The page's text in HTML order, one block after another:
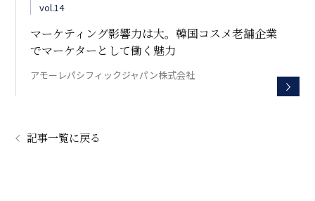
vol.14
マーケティング影響力は大。韓国コスメ老舗企業
でマーケターとして働く魅力
アモーレパシフィックジャパン株式会社
記事一覧に戻る